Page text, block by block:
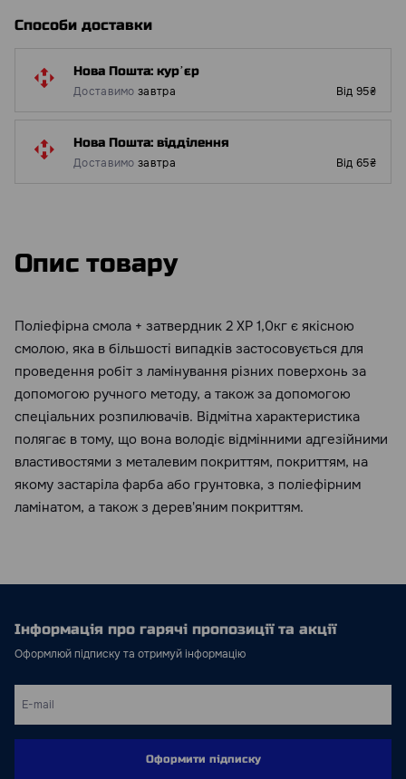
Способи доставки
Нова Пошта: курʼєр
Доставимо завтра Від 95₴
Нова Пошта: відділення
Доставимо завтра Від 65₴
Опис товару
Поліефірна смола + затвердник 2 ХР 1,0кг є якісною
смолою, яка в більшості випадків застосовується для
проведення робіт з ламінування різних поверхонь за
допомогою ручного методу, а також за допомогою
спеціальних розпилювачів. Відмітна характеристика
полягає в тому, що вона володіє відмінними адгезійними
властивостями з металевим покриттям, покриттям, на
якому застаріла фарба або грунтовка, з поліефірним
ламінатом, а також з дерев'яним покриттям.
Інформація про гарячі пропозиції та акції
Оформлюй підписку та отримуй інформацію
Оформити підписку